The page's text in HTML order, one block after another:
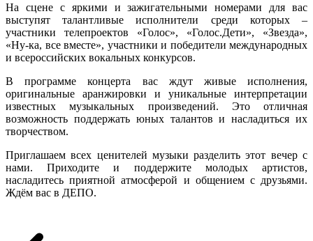
На сцене с яркими и зажигательными номерами для вас
выступят талантливые исполнители среди которых –
участники телепроектов «Голос», «Голос.Дети», «Звезда»,
«Ну-ка, все вместе», участники и победители международных
и всероссийских вокальных конкурсов.
В программе концерта вас ждут живые исполнения,
оригинальные аранжировки и уникальные интерпретации
известных музыкальных произведений. Это отличная
возможность поддержать юных талантов и насладиться их
творчеством.
Приглашаем всех ценителей музыки разделить этот вечер с
нами. Приходите и поддержите молодых артистов,
насладитесь приятной атмосферой и общением с друзьями.
Ждём вас в ДЕПО.